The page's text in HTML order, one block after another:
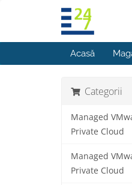
Acasă
Categorii
Managed
Private Cloud
Managed
Private Cloud